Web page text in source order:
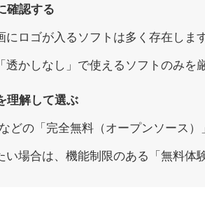
確認する
にロゴが入るソフトは多く存在しま
かしなし」で使えるソフトのみを
理解して選ぶ
どの「完全無料（オープンソース
場合は、機能制限のある「無料体